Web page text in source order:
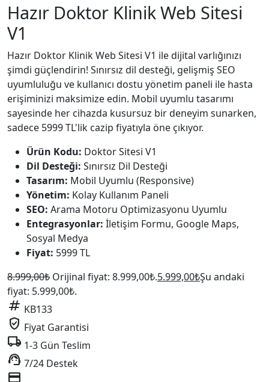
Hazır Doktor Klinik Web Sitesi
V1
Hazır Doktor Klinik Web Sitesi V1 ile dijital varlığınızı
şimdi güçlendirin! Sınırsız dil desteği, gelişmiş SEO
uyumluluğu ve kullanıcı dostu yönetim paneli ile hasta
erişiminizi maksimize edin. Mobil uyumlu tasarımı
sayesinde her cihazda kusursuz bir deneyim sunarken,
sadece 5999 TL'lik cazip fiyatıyla öne çıkıyor.
Ürün Kodu: Doktor Sitesi V1
Dil Desteği: Sınırsız Dil Desteği
Tasarım: Mobil Uyumlu (Responsive)
Yönetim: Kolay Kullanım Paneli
SEO: Arama Motoru Optimizasyonu Uyumlu
Entegrasyonlar: İletişim Formu, Google Maps,
Sosyal Medya
Fiyat: 5999 TL
8.999,00₺ Orijinal fiyat: 8.999,00₺.5.999,00₺Şu andaki
fiyat: 5.999,00₺.
tag KB133
verified_user Fiyat Garantisi
local_shipping 1-3 Gün Teslim
support_agent 7/24 Destek
credit_card